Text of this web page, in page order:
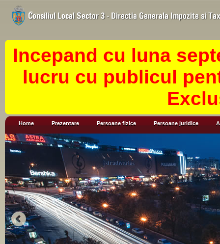
Incepand cu luna
lucru cu publicul
Home Prezentare Persoane fizice Persoane juridice